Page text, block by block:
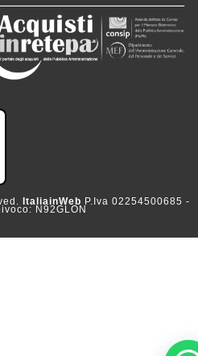
ItaliainWeb P.Iva 02254500685 -
N92GLON